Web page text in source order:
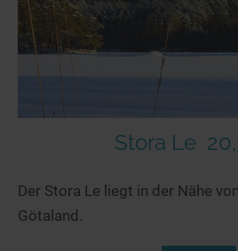
Österreich
Schweiz
alle Länder…
Stora Le
Der Stora Le liegt in der Nähe
Götaland.